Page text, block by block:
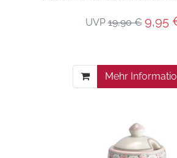
UVP19,90 € 9,95
Mehr